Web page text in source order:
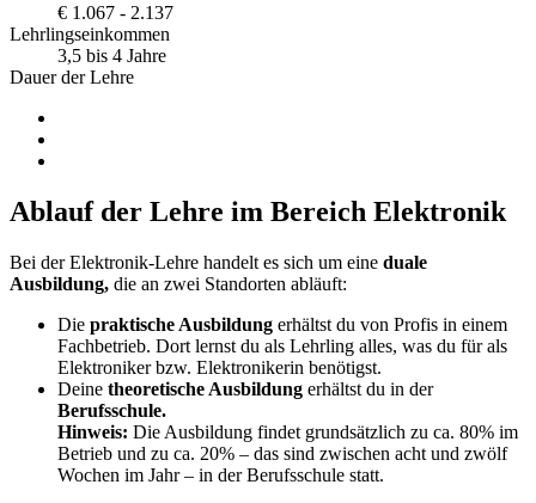
€ 1.067 - 2.137
Lehrlingseinkommen
3,5 bis 4 Jahre
Dauer der Lehre
Ablauf der Lehre im Bereich Elektronik
Bei der Elektronik-Lehre handelt es sich um eine duale
Ausbildung, die an zwei Standorten abläuft:
Die praktische Ausbildung erhältst du von Profis in einem
Fachbetrieb. Dort lernst du als Lehrling alles, was du für als
Elektroniker bzw. Elektronikerin benötigst.
Deine theoretische Ausbildung erhältst du in der
Berufsschule.
Hinweis: Die Ausbildung findet grundsätzlich zu ca. 80% im
Betrieb und zu ca. 20% – das sind zwischen acht und zwölf
Wochen im Jahr – in der Berufsschule statt.